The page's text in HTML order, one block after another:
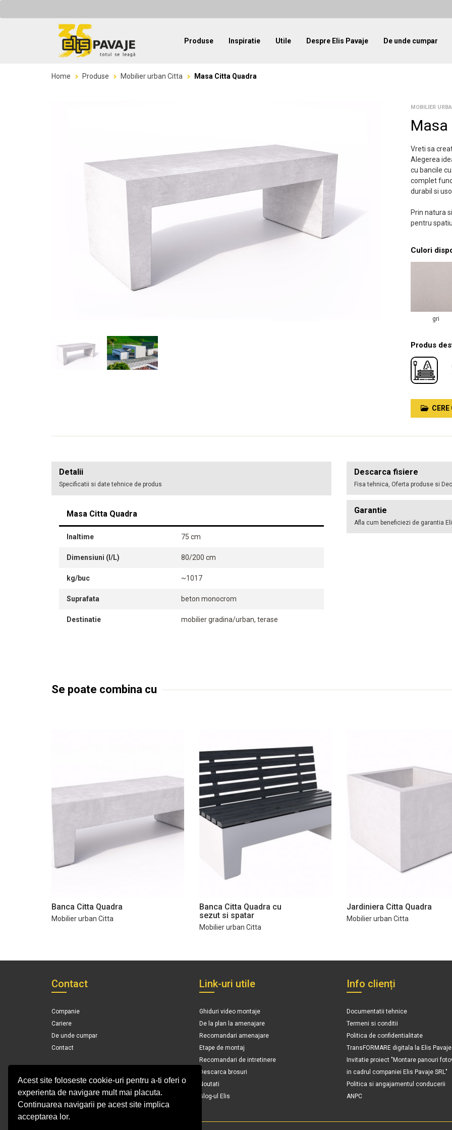
Acest site foloseste cookie-uri pentru a-ti oferi o
experienta de navigare mult mai placuta.
Continuarea navigarii pe acest site implica
acceptarea lor.
Produse Inspiratie Utile Despre Elis Pavaje De unde cumpar
Home Produse Mobilier urban Citta Masa Citta Quadra
MOBILIER
Vreti sa
Alegerea
cu bancile
complet
durabil si
Prin natura
pentru
Culori
gri
Produs
CERE
Detalii
Specificatii si date tehnice de produs
Masa Citta Quadra
Inaltime 75 cm
Dimensiuni (l/L) 80/200 cm
kg/buc ~1017
Suprafata beton monocrom
Destinatie mobilier gradina/urban, terase
Descarca fisiere
Fisa tehnica, Oferta produse si
Garantie
Afla cum beneficiezi de garantia
Se poate combina cu
Banca Citta Quadra
Mobilier urban Citta
Banca Citta Quadra cu
sezut si spatar
Mobilier urban Citta
Jardiniera Citta Quadra
Mobilier urban Citta
Contact
Companie
Cariere
De unde cumpar
Contact
Link-uri utile
Ghiduri video montaje
De la plan la amenajare
Recomandari amenajare
Etape de montaj
Recomandari de intretinere
Descarca brosuri
Noutati
Blog-ul Elis
Info clienți
Documentatii tehnice
Termeni si conditii
Politica de confidentialitate
TransFORMARE digitala la Elis Pavaje
Invitatie proiect "Montare panouri
in cadrul companiei Elis Pavaje SRL"
Politica si angajamentul conducerii
ANPC